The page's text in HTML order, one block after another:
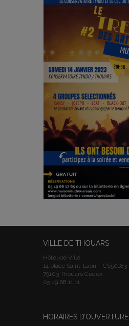
VILLE DE THOUARS
Hôtel de Ville
14 place Saint-Laon – CS50183
79103 Thouars Cedex
05.49.68.11.11
HORAIRES D’OUVERTURE